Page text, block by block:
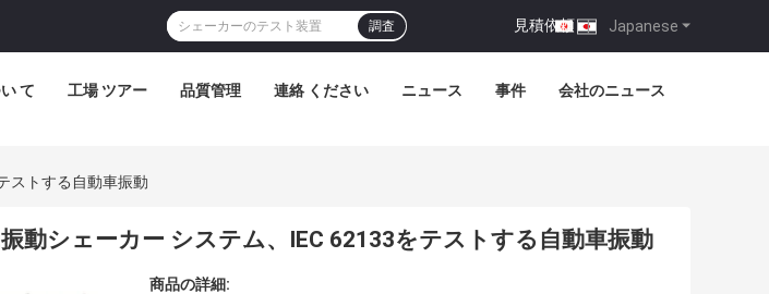
Japanese
見積依頼 |
調査
て 工場 ツアー 品質管理 連絡 ください ニュース 事件 会社のニュース
ストする自動車振動
動シェーカー システム、IEC 62133をテストする自動車振動
商品の詳細: